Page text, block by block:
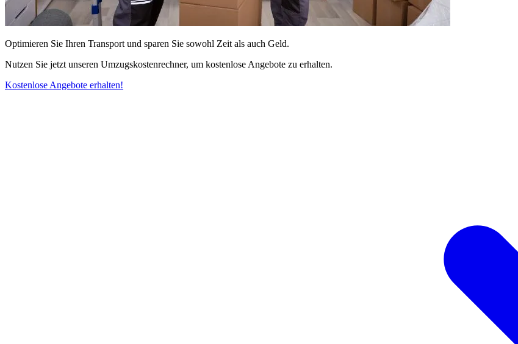
Optimieren Sie Ihren Transport und sparen Sie sowohl Zeit als auch Geld.
Nutzen Sie jetzt unseren Umzugskostenrechner, um kostenlose Angebote zu erhalten.
Kostenlose Angebote erhalten!